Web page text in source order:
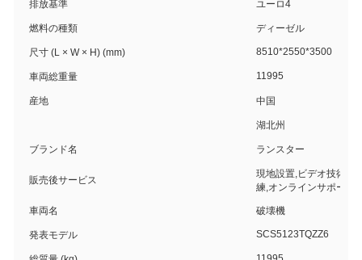
排放基準 ユーロ4
燃料の種類 ディーゼル
尺寸 (L × W × H) (mm) 8510*2550*3500
車両総重量 11995
産地 中国
湖北州
ブランド名 ランスター
販売後サービス
現地設置,ビデオ技術サ
練,オンラインサポート
車両名 破壊機
発表モデル SCS5123TQZZ6